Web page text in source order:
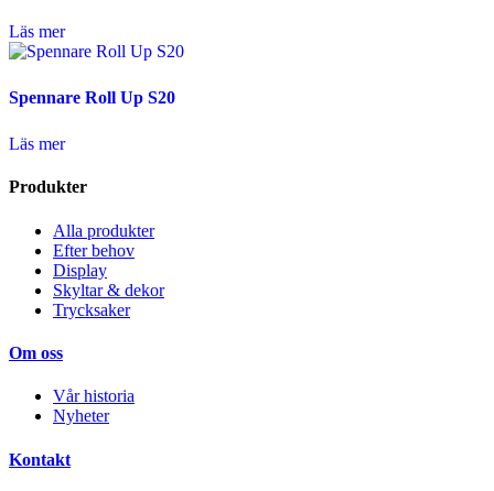
Läs mer
Spennare Roll Up S20
Läs mer
Produkter
Alla produkter
Efter behov
Display
Skyltar & dekor
Trycksaker
Om oss
Vår historia
Nyheter
Kontakt